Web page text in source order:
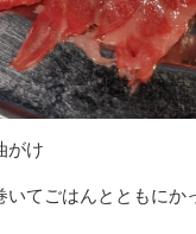
がけ
いてごはんとともに